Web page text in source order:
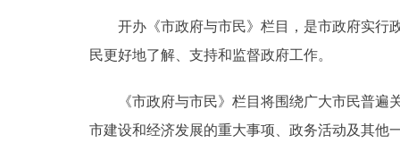
中介服务
开办《市政府与市民》栏目，是市政府实行政
民更好地了解、支持和监督政府工作。
《市政府与市民》栏目将围绕广大市民普遍关
市建设和经济发展的重大事项、政务活动及其他